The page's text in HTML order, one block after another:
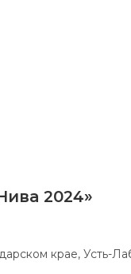
2024»
крае, Усть-